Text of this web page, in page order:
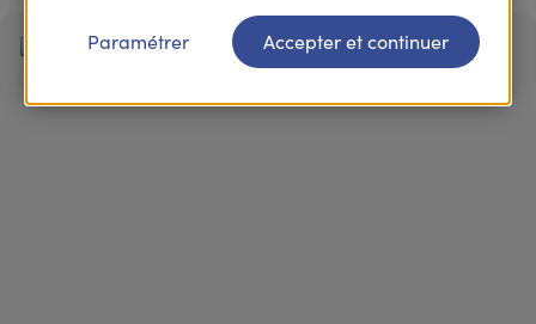
J-36 Action
Paramétrer Accepter et continuer